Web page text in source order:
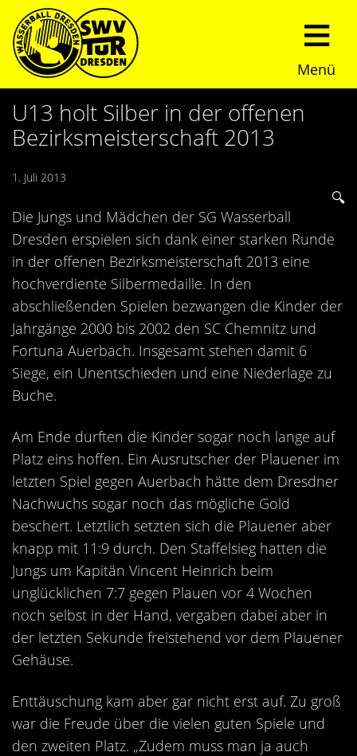
Menü
Start
Verein
Trainingszeiten
Sommerturnier
Presseberichte
Fotos
Bekleidung
News
Nachwuchs
Fundraising
Kontakt
U13 holt Silber in der offenen
Bezirksmeisterschaft 2013
1. Juli 2013
Die Jungs und Mädchen der SG Wasserball
Dresden erspielen sich dank einer starken Runde
in der offenen Bezirksmeisterschaft 2013 eine
hochverdiente Silbermedaille. In den
abschließenden Spielen bezwangen die Kinder der
Jahrgänge 2000 bis 2002 den SC Chemnitz und
Fortuna Auerbach. Insgesamt stehen damit 6
Siege, ein Unentschieden und eine Niederlage zu
Buche.
Am Ende durften die Kinder sogar noch lange auf
Platz eins hoffen. Ein Ausrutscher der Plauener im
letzten Spiel gegen Auerbach hätte dem Dresdner
Nachwuchs sogar noch das mögliche Gold
beschert. Letztlich setzten sich die Plauener aber
knapp mit 11:9 durch. Den Staffelsieg hatten die
Jungs um Kapitän Vincent Heinrich beim
unglücklichen 7:7 gegen Plauen vor 4 Wochen
noch selbst in der Hand, vergaben dabei aber in
der letzten Sekunde freistehend vor dem Plauener
Gehäuse.
Enttäuschung kam aber gar nicht erst auf. Zu groß
war die Freude über die vielen guten Spiele und
den zweiten Platz. „Zudem muss man ja auch